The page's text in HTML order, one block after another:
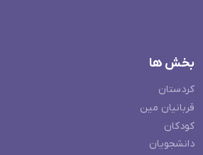
بخش ها
کردستان
قربانیان مین
کودکان
دانشجویان